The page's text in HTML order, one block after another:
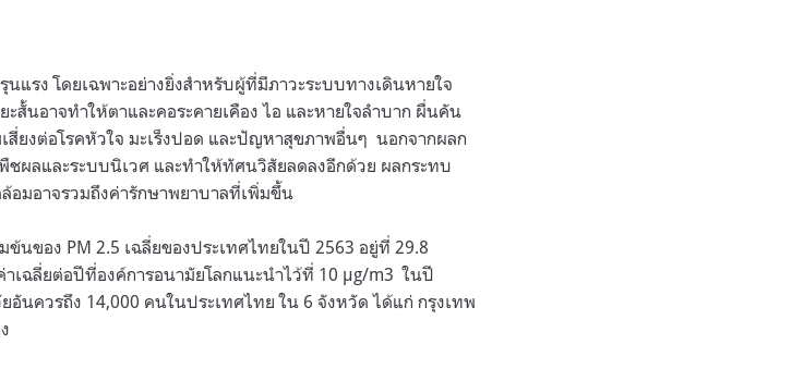
แรง โดยเฉพาะอย่างยิ่งสำหรับผู้ที่มีภาวะระบบทางเดินหายใจ
สั้นอาจทำให้ตาและคอระคายเคือง ไอ และหายใจลำบาก ผื่นคัน
สี่ยงต่อโรคหัวใจ มะเร็งปอด และปัญหาสุขภาพอื่นๆ นอกจากผลก
ผลและระบบนิเวศ และทำให้ทัศนวิสัยลดลงอีกด้วย ผลกระทบ
อมอาจรวมถึงค่ารักษาพยาบาลที่เพิ่มขึ้น
นของ PM 2.5 เฉลี่ยของประเทศไทยในปี 2563 อยู่ที่ 29.8
เฉลี่ยต่อปีที่องค์การอนามัยโลกแนะนำไว้ที่ 10 µg/m3 ในปี
อันควรถึง 14,000 คนในประเทศไทย ใน 6 จังหวัด ได้แก่ กรุงเทพ